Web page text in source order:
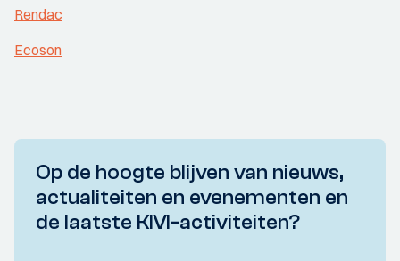
Rendac
Ecoson
Op de hoogte blijven van nieuws,
actualiteiten en evenementen en
de laatste KIVI-activiteiten?